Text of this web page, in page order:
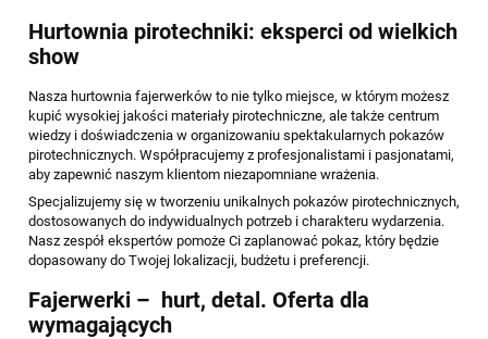
Hurtownia pirotechniki: eksperci od wielkich
show
Nasza hurtownia fajerwerków to nie tylko miejsce, w którym możesz
kupić wysokiej jakości materiały pirotechniczne, ale także centrum
wiedzy i doświadczenia w organizowaniu spektakularnych pokazów
pirotechnicznych. Współpracujemy z profesjonalistami i pasjonatami,
aby zapewnić naszym klientom niezapomniane wrażenia.
Specjalizujemy się w tworzeniu unikalnych pokazów pirotechnicznych,
dostosowanych do indywidualnych potrzeb i charakteru wydarzenia.
Nasz zespół ekspertów pomoże Ci zaplanować pokaz, który będzie
dopasowany do Twojej lokalizacji, budżetu i preferencji.
Fajerwerki – hurt, detal. Oferta dla
wymagających